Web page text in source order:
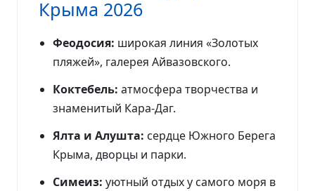
Крыма 2026
Феодосия: широкая линия «Золотых
пляжей», галерея Айвазовского.
Коктебель: атмосфера творчества и
знаменитый Кара-Даг.
Ялта и Алушта: сердце Южного Берега
Крыма, дворцы и парки.
Симеиз: уютный отдых у самого моря в